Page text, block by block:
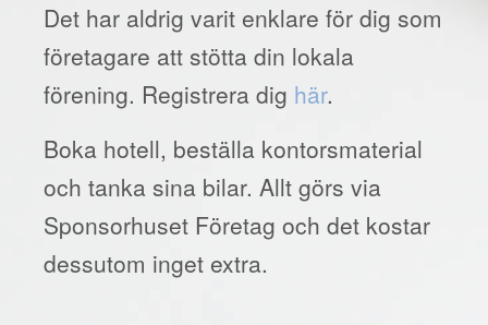
Det har aldrig varit enklare för dig som
företagare att stötta din lokala
förening. Registrera dig här.
Boka hotell, beställa kontorsmaterial
och tanka sina bilar. Allt görs via
Sponsorhuset Företag och det kostar
dessutom inget extra.